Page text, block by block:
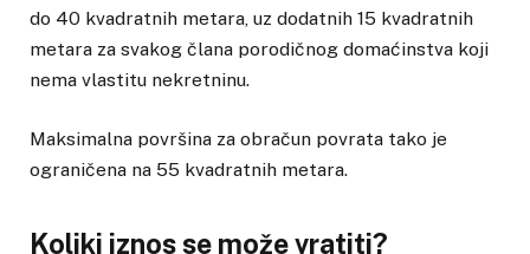
do 40 kvadratnih metara, uz dodatnih 15 kvadratnih
metara za svakog člana porodičnog domaćinstva koji
nema vlastitu nekretninu.
Maksimalna površina za obračun povrata tako je
ograničena na 55 kvadratnih metara.
Koliki iznos se može vratiti?